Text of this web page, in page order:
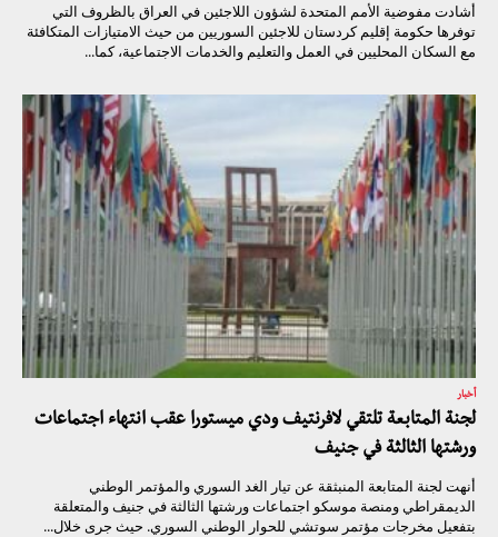
أشادت مفوضية الأمم المتحدة لشؤون اللاجئين في العراق بالظروف التي
توفرها حكومة إقليم كردستان للاجئين السوريين من حيث الامتيازات المتكافئة
مع السكان المحليين في العمل والتعليم والخدمات الاجتماعية، كما...
أخبار
لجنة المتابعة تلتقي لافرنتيف ودي ميستورا عقب انتهاء اجتماعات
ورشتها الثالثة في جنيف
أنهت لجنة المتابعة المنبثقة عن تيار الغد السوري والمؤتمر الوطني
الديمقراطي ومنصة موسكو اجتماعات ورشتها الثالثة في جنيف والمتعلقة
بتفعيل مخرجات مؤتمر سوتشي للحوار الوطني السوري. حيث جرى خلال...